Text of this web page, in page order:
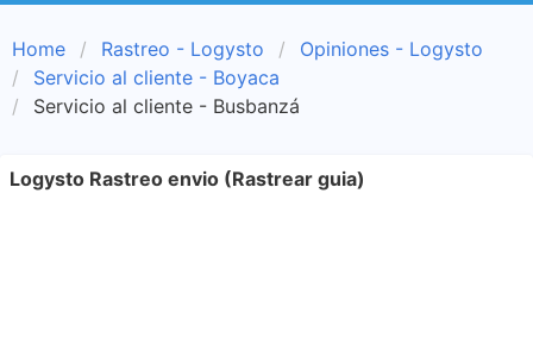
Home Rastreo - Logysto
Opiniones - Logysto
Servicio al cliente - Boyaca
Servicio al cliente - Busbanzá
Logysto Rastreo envio (Rastrear guia)